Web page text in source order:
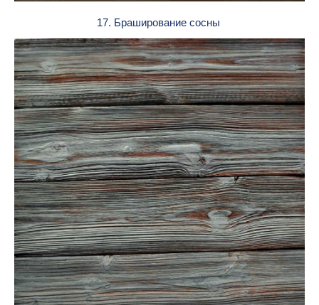
17. Браширование сосны